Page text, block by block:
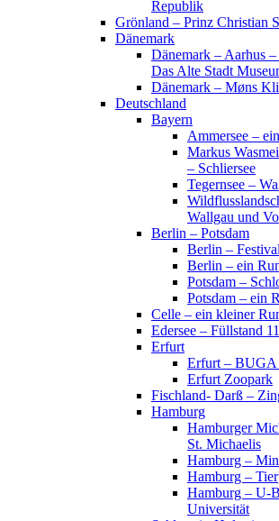
Republik
Grönland – Prinz Christian
Dänemark
Dänemark – Aarhus
Das Alte Stadt
Dänemark – Møns
Deutschland
Bayern
Ammersee –
Markus
– Schliersee
Tegernsee –
Wallgau und
Berlin – Potsdam
Berlin –
Berlin – ein
Potsdam –
Potsdam – ein
Celle – ein kleiner
Edersee – Füllstand
Erfurt
Erfurt – BUGA
Erfurt Zoopark
Fischland- Darß –
Hamburg
Hamburger
St. Michaelis
Hamburg –
Hamburg –
Hamburg – U-
Universität